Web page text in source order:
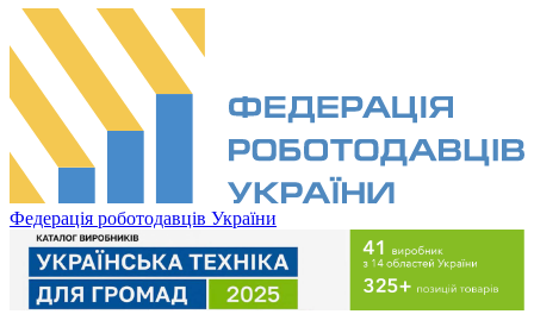
Федерація роботодавців України